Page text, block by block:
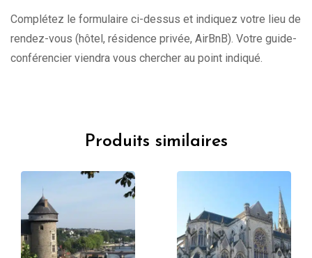
Complétez le formulaire ci-dessus et indiquez votre lieu de
rendez-vous (hôtel, résidence privée, AirBnB). Votre guide-
conférencier viendra vous chercher au point indiqué.
Produits similaires